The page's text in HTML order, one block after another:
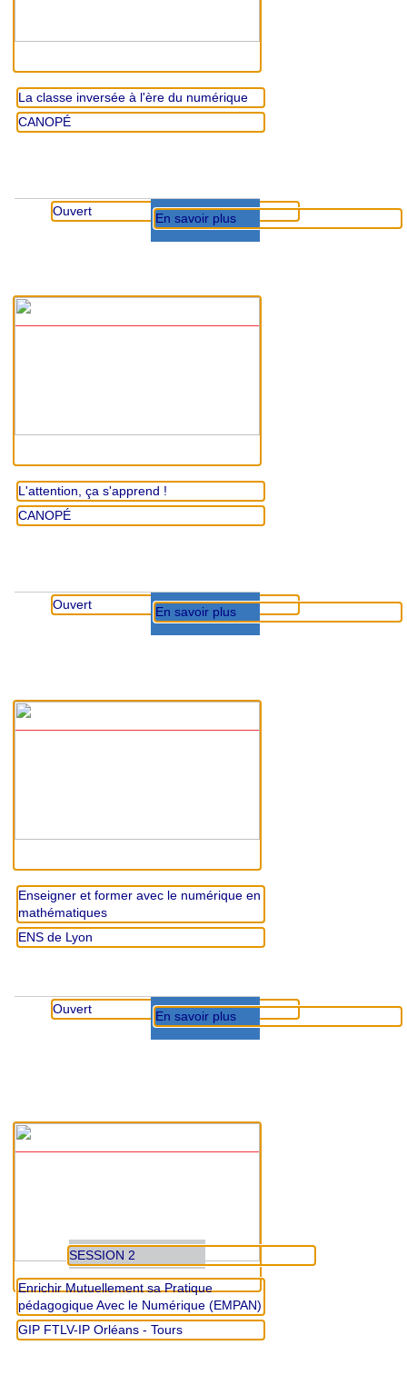
La classe inversée à l'ère du numérique
CANOPÉ
Ouvert En savoir plus
L'attention, ça s'apprend !
CANOPÉ
Ouvert En savoir plus
Enseigner et former avec le numérique en
mathématiques
ENS de Lyon
Ouvert En savoir plus
SESSION 2
Enrichir Mutuellement sa Pratique
pédagogique Avec le Numérique (EMPAN)
GIP FTLV-IP Orléans - Tours